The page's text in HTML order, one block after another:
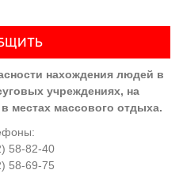
нахождения людей в
учреждениях, на
местах массового отдыха.
58-82-40
58-69-75